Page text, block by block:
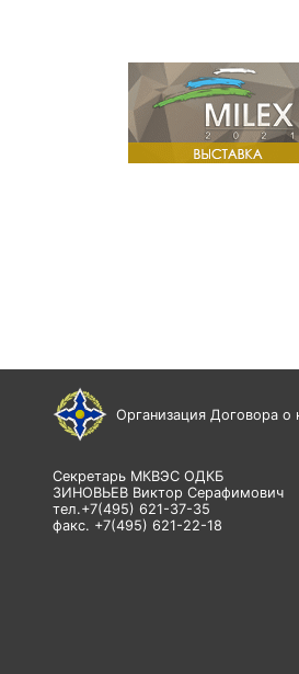
Организация Договора о
Секретарь МКВЭС ОДКБ
ЗИНОВЬЕВ Виктор Серафимович
тел.+7(495) 621-37-35
факс. +7(495) 621-22-18